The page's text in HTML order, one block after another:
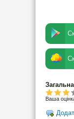
Ваша